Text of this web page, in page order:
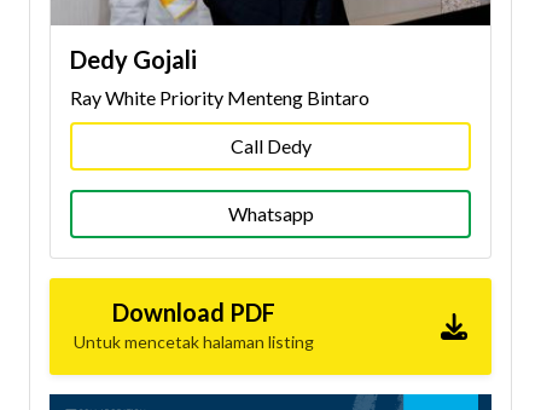
Dedy Gojali
Ray White Priority Menteng Bintaro
Call Dedy
Whatsapp
Download PDF
Untuk mencetak halaman listing